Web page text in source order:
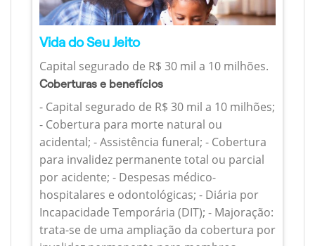
Vida do Seu Jeito
Capital segurado de R$ 30 mil a 10 milhões.
Coberturas e benefícios
- Capital segurado de R$ 30 mil a 10 milhões;
- Cobertura para morte natural ou
acidental; - Assistência funeral; - Cobertura
para invalidez permanente total ou parcial
por acidente; - Despesas médico-
hospitalares e odontológicas; - Diária por
Incapacidade Temporária (DIT); - Majoração:
trata-se de uma ampliação da cobertura por